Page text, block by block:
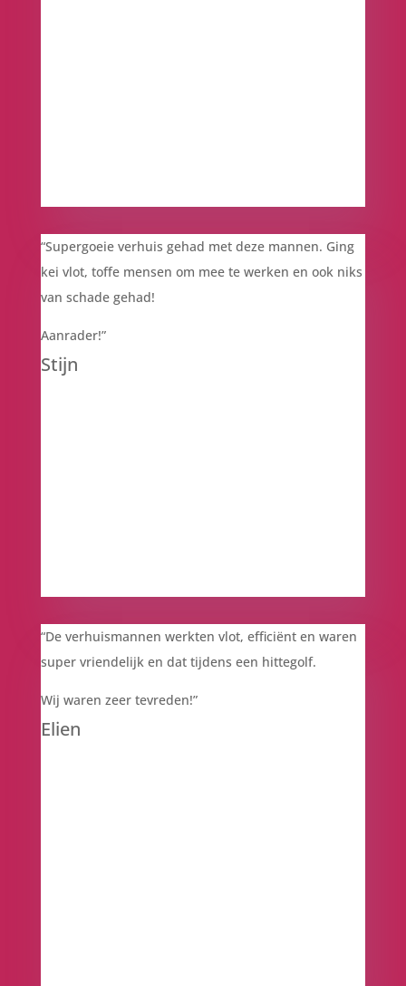
“Supergoeie verhuis gehad met deze mannen. Ging
kei vlot, toffe mensen om mee te werken en ook niks
van schade gehad!
Aanrader!”
Stijn
“De verhuismannen werkten vlot, efficiënt en waren
super vriendelijk en dat tijdens een hittegolf.
Wij waren zeer tevreden!”
Elien